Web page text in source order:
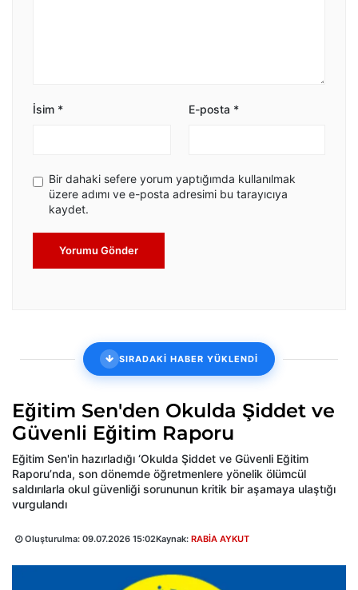
İsim * E-posta *
Bir dahaki sefere yorum yaptığımda kullanılmak
üzere adımı ve e-posta adresimi bu tarayıcıya
kaydet.
Yorumu Gönder
SIRADAKİ HABER YÜKLENDİ
Eğitim Sen'den Okulda Şiddet ve
Güvenli Eğitim Raporu
Eğitim Sen'in hazırladığı ‘Okulda Şiddet ve Güvenli Eğitim
Raporu’nda, son dönemde öğretmenlere yönelik ölümcül
saldırılarla okul güvenliği sorununun kritik bir aşamaya ulaştığı
vurgulandı
Oluşturulma: 09.07.2026 15:02Kaynak: RABİA AYKUT